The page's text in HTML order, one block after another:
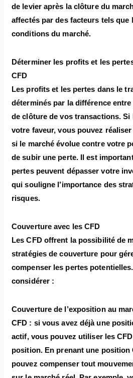
de levier après la clôture du
affectés par des facteurs tels que
conditions du marché.
Déterminer les profits et les
CFD
Les profits et les pertes dans le
déterminés par la différence
de clôture de vos transactions. Si
votre faveur, vous pouvez
si le marché évolue contre votre
de subir une perte. Il est
pertes peuvent dépasser votre
qui souligne l’importance des
risques.
Couverture avec les CFD
Les CFD offrent la possibilité de
stratégies de couverture pour
compenser les pertes
considérer :
Couverture de l’exposition au
CFD : si vous avez déjà une
actif, vous pouvez utiliser les
position. En prenant une position
pouvez compenser tout